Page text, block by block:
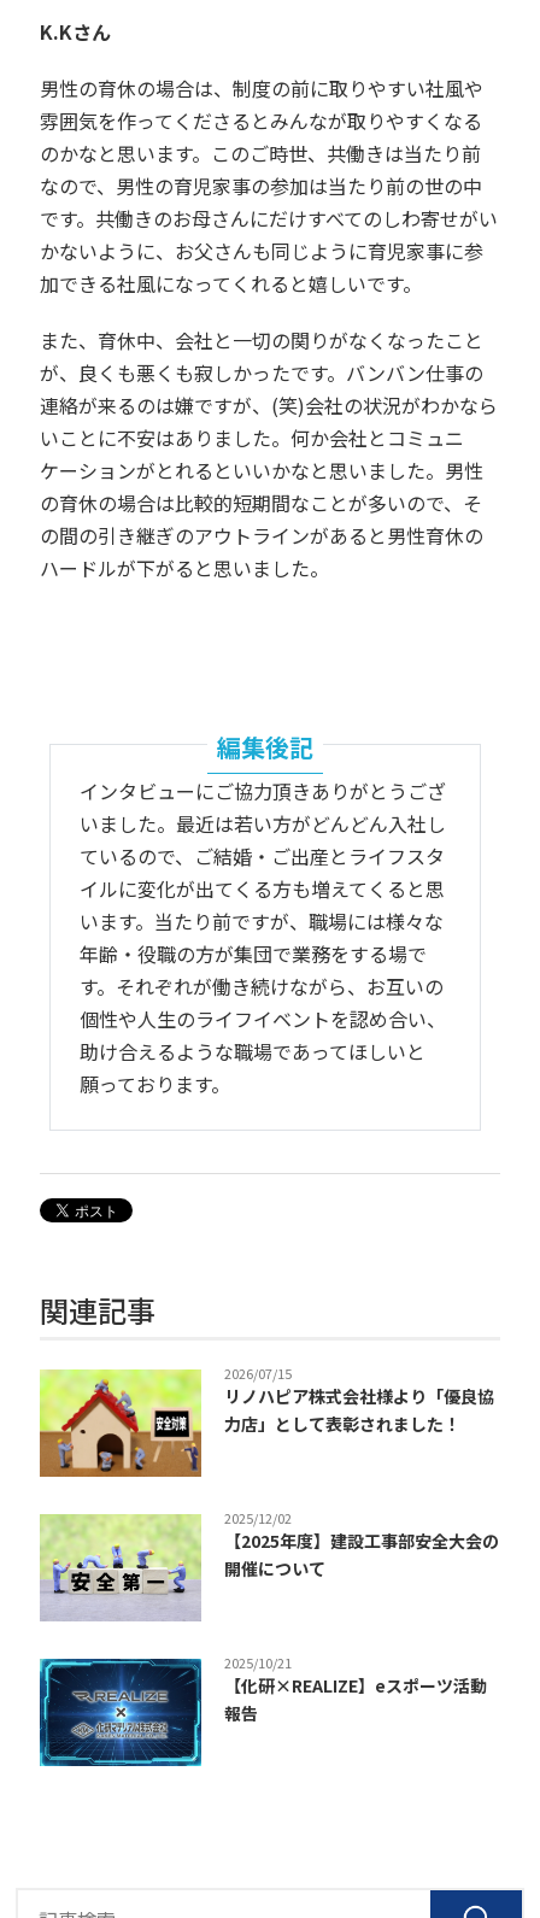
K.Kさん
男性の育休の場合は、制度の前に取りやすい社風や
雰囲気を作ってくださるとみんなが取りやすくなる
のかなと思います。このご時世、共働きは当たり前
なので、男性の育児家事の参加は当たり前の世の中
です。共働きのお母さんにだけすべてのしわ寄せがい
かないように、お父さんも同じように育児家事に参
加できる社風になってくれると嬉しいです。
また、育休中、会社と一切の関りがなくなったこと
が、良くも悪くも寂しかったです。バンバン仕事の
連絡が来るのは嫌ですが、(笑)会社の状況がわかなら
いことに不安はありました。何か会社とコミュニ
ケーションがとれるといいかなと思いました。 男性
の育休の場合は比較的短期間なことが多いので、そ
の間の引き継ぎのアウトラインがあると男性育休の
ハードルが下がると思いました。
編集後記
インタビューにご協力頂きありがとうござ
いました。最近は若い方がどんどん入社し
ているので、ご結婚・ご出産とライフスタ
イルに変化が出てくる方も増えてくると思
います。当たり前ですが、職場には様々な
年齢・役職の方が集団で業務をする場で
す。それぞれが働き続けながら、お互いの
個性や人生のライフイベントを認め合い、
助け合えるような職場であってほしいと
願っております。
関連記事
2026/07/15
リノハピア株式会社様より「優良協
力店」として表彰されました！
2025/12/02
【2025年度】建設工事部安全大会の
開催について
2025/10/21
【化研×REALIZE】eスポーツ活動
報告